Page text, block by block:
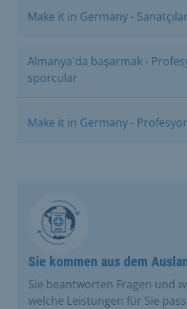
Make it in Germany - Sanatçılar
Almanya'da başarmak -
sporcular
Make it in Germany -
Sie kommen aus dem
Sie beantworten Fragen und
welche Leistungen für Sie